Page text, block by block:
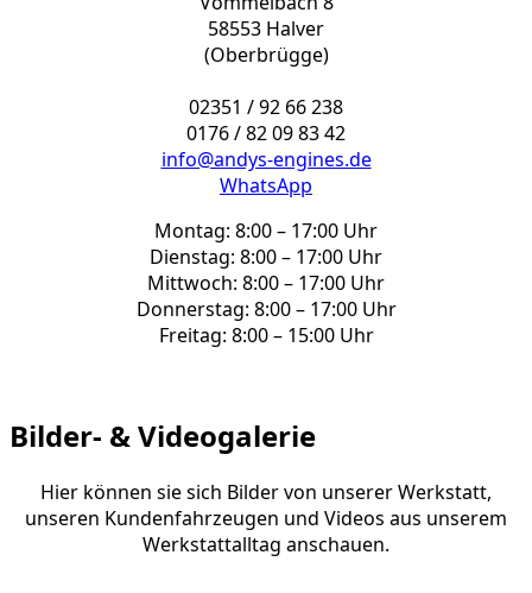
58553 Halver
(Oberbrügge)
02351 / 92 66 238
0176 / 82 09 83 42
info@andys-engines.de
WhatsApp
Montag: 8:00 – 17:00 Uhr
Dienstag: 8:00 – 17:00 Uhr
Mittwoch: 8:00 – 17:00 Uhr
Donnerstag: 8:00 – 17:00 Uhr
Freitag: 8:00 – 15:00 Uhr
Bilder- & Videogalerie
Hier können sie sich Bilder von unserer Werkstatt,
unseren Kundenfahrzeugen und Videos aus unserem
Werkstattalltag anschauen.